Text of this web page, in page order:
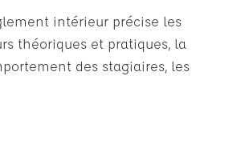
intérieur précise les
théoriques et pratiques, la
des stagiaires, les